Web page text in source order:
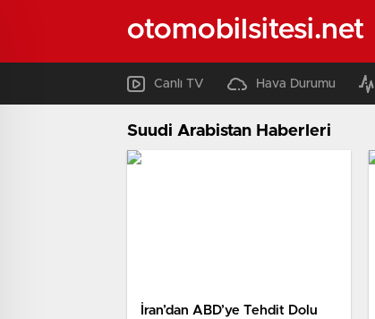
otomobilsitesi.net
Canlı TV Hava Durumu
Suudi Arabistan Haberleri
İran’dan ABD’ye Tehdit Dolu